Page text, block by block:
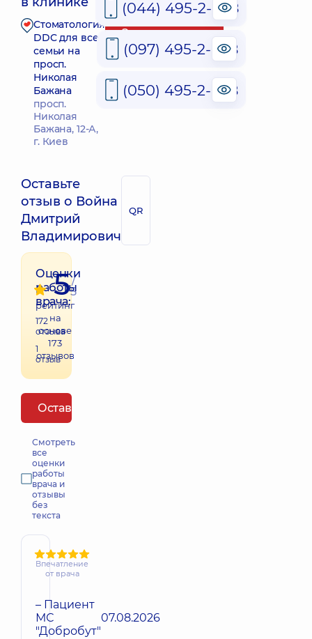
Стоматология
DDC для всей
семьи на
просп.
Николая
Бажана
просп.
Николая
Бажана, 12-А,
г. Киев
Запись к врачу
Оставьте
отзыв о Война
Дмитрий
Владимирович
QR
Оценки
работы
врача:
172
отзыва
1
отзыв
5/
5
рейтинг
на
основе
173
отзывов
Оставить отзыв
Смотреть
все
оценки
работы
врача и
отзывы
без
текста
Впечатление
от врача
– Пациент
МС
"Добробут"
07.08.2026
(044) 495-2-888
(097) 495-2-888
(050) 495-2-888